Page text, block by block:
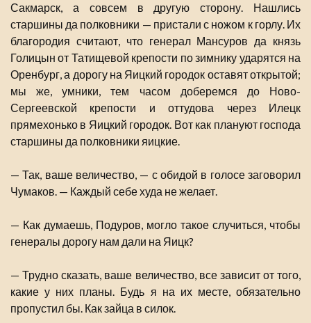
Сакмарск, а совсем в другую сторону. Нашлись
старшины да полковники — пристали с ножом к горлу. Их
благородия считают, что генерал Мансуров да князь
Голицын от Татищевой крепости по зимнику ударятся на
Оренбург, а дорогу на Яицкий городок оставят открытой;
мы же, умники, тем часом доберемся до Ново-
Сергеевской крепости и оттудова через Илецк
прямехонько в Яицкий городок. Вот как плануют господа
старшины да полковники яицкие.
— Так, ваше величество, — с обидой в голосе заговорил
Чумаков. — Каждый себе худа не желает.
— Как думаешь, Подуров, могло такое случиться, чтобы
генералы дорогу нам дали на Яицк?
— Трудно сказать, ваше величество, все зависит от того,
какие у них планы. Будь я на их месте, обязательно
пропустил бы. Как зайца в силок.